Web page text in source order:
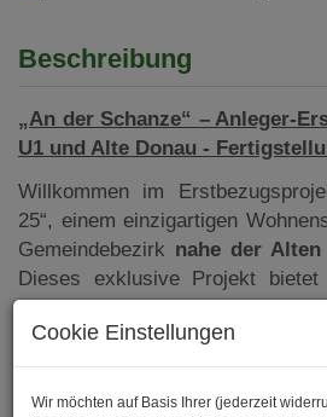
Beschreibung
„An der Schanze“ – Anleger-
U1 und Alte Donau -
Willkommen im
25“, einem einzigartigen
Gemeindebezirk nahe der
Dieses exklusive Projekt bietet
hochwertig ausgestattete
lebendigen Stadtquartiers,
Anbindung an die urbane
Natur bietet.
Cookie Einstellungen
Wir möchten auf Basis Ihrer (jederzeit